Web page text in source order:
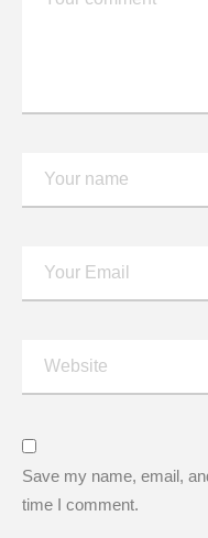
Save my name, email,
time I comment.